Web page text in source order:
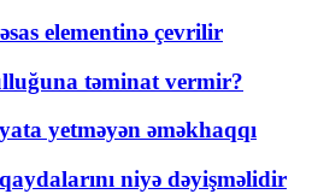
elementinə çevrilir
təminat vermir?
yetməyən əməkhaqqı
niyə dəyişməlidir